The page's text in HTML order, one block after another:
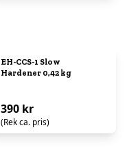
EH-CCS-1 Slow
Hardener 0,42 kg
390 kr
(Rek ca. pris)